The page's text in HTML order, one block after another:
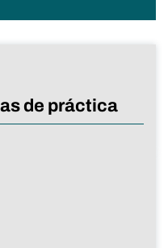
de práctica